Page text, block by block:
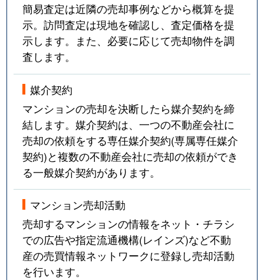
簡易査定は近隣の売却事例などから概算を提
示。訪問査定は現地を確認し、査定価格を提
示します。また、必要に応じて売却物件を調
査します。
媒介契約
マンションの売却を決断したら媒介契約を締
結します。媒介契約は、一つの不動産会社に
売却の依頼をする専任媒介契約(専属専任媒介
契約)と複数の不動産会社に売却の依頼ができ
る一般媒介契約があります。
マンション売却活動
売却するマンションの情報をネット・チラシ
での広告や指定流通機構(レインズ)など不動
産の売買情報ネットワークに登録し売却活動
を行います。